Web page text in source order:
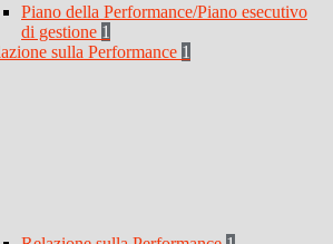
Piano della Performance/Piano esecutivo
di gestione 1
sulla Performance 1